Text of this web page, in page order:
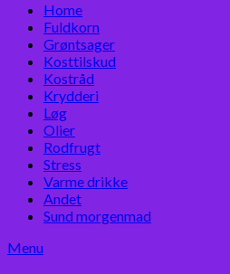
Home
Fuldkorn
Grøntsager
Kosttilskud
Kostråd
Krydderi
Løg
Olier
Rodfrugt
Stress
Varme drikke
Andet
Sund morgenmad
Menu